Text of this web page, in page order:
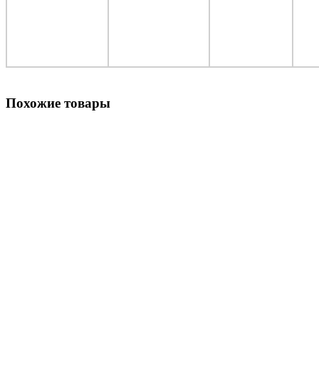
Похожие товары